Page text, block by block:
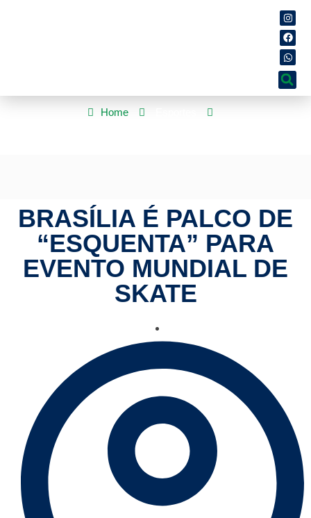
Home
BRASÍLIA É PALCO DE
“ESQUENTA” PARA
EVENTO MUNDIAL DE
SKATE